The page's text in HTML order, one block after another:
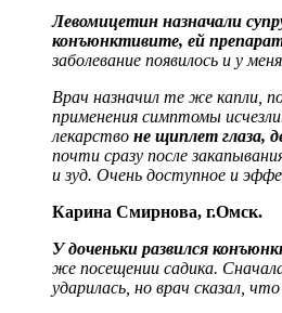
Левомицетин назначали
конъюнктивите, ей
заболевание появилось и у
Врач назначил те же капли,
применения симптомы
лекарство не щиплет глаза,
почти сразу после
и зуд. Очень доступное и
Карина Смирнова, г.Омск.
У доченьки развился
же посещении садика.
ударилась, но врач сказал,